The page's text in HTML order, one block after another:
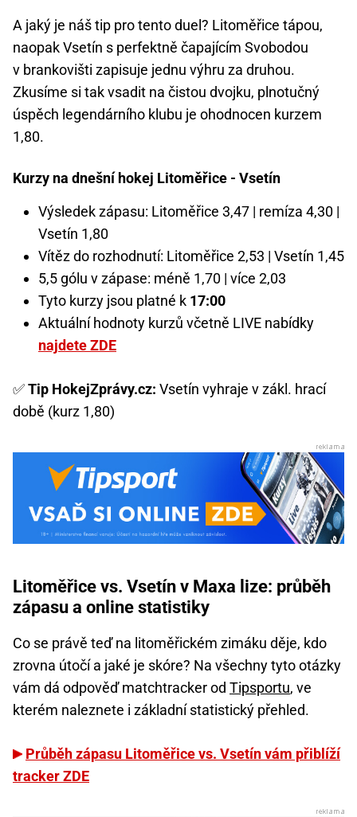
A jaký je náš tip pro tento duel? Litoměřice tápou,
naopak Vsetín s perfektně čapajícím Svobodou
v brankovišti zapisuje jednu výhru za druhou.
Zkusíme si tak vsadit na čistou dvojku, plnotučný
úspěch legendárního klubu je ohodnocen kurzem
1,80.
Kurzy na dnešní hokej Litoměřice - Vsetín
Výsledek zápasu: Litoměřice 3,47 | remíza 4,30 |
Vsetín 1,80
Vítěz do rozhodnutí: Litoměřice 2,53 | Vsetín 1,45
5,5 gólu v zápase: méně 1,70 | více 2,03
Tyto kurzy jsou platné k 17:00
Aktuální hodnoty kurzů včetně LIVE nabídky
najdete ZDE
✅Tip HokejZprávy.cz: Vsetín vyhraje v zákl. hrací
době (kurz 1,80)
Litoměřice vs. Vsetín v Maxa lize: průběh
zápasu a online statistiky
Co se právě teď na litoměřickém zimáku děje, kdo
zrovna útočí a jaké je skóre? Na všechny tyto otázky
vám dá odpověď matchtracker od Tipsportu, ve
kterém naleznete i základní statistický přehled.
Průběh zápasu Litoměřice vs. Vsetín vám přiblíží
tracker ZDE